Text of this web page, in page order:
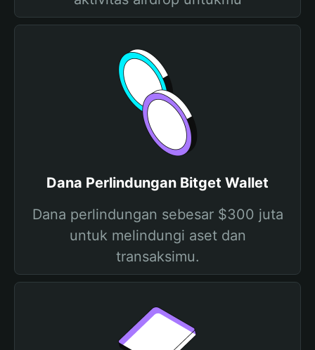
Dana Perlindungan Bitget Wallet
Dana perlindungan sebesar $300 juta
untuk melindungi aset dan
transaksimu.